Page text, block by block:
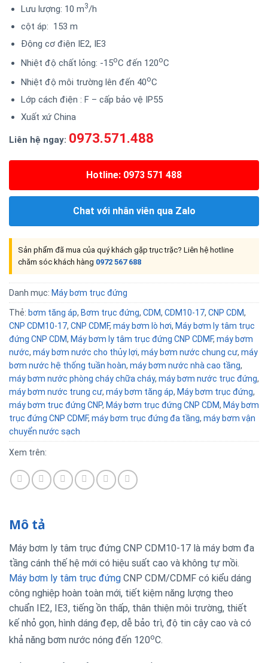
Lưu lượng: 10 m3/h
cột áp: 153 m
Động cơ điện IE2, IE3
Nhiệt độ chất lỏng: -15oC đến 120oC
Nhiệt độ môi trường lên đến 40oC
Lớp cách điện : F – cấp bảo vệ IP55
Xuất xứ China
Liên hệ ngay: 0973.571.488
Hotline: 0973 571 488
Chat với nhân viên qua Zalo
Sản phẩm đã mua của quý khách gặp trục trặc? Liên hệ hotline
chăm sóc khách hàng 0972 567 688
Danh mục: Máy bơm trục đứng
Thẻ: bơm tăng áp, Bơm trục đứng, CDM, CDM10-17, CNP CDM,
CNP CDM10-17, CNP CDMF, máy bơm lò hơi, Máy bơm ly tâm trục
đứng CNP CDM, Máy bơm ly tâm trục đứng CNP CDMF, máy bơm
nước, máy bơm nước cho thủy lợi, máy bơm nước chung cư, máy
bơm nước hệ thống tuần hoàn, máy bơm nước nhà cao tầng,
máy bơm nước phòng cháy chữa cháy, máy bơm nước trục đứng,
máy bơm nước trung cư, máy bơm tăng áp, Máy bơm trục đứng,
máy bơm trục đứng CNP, Máy bơm trục đứng CNP CDM, Máy bơm
trục đứng CNP CDMF, máy bơm trục đứng đa tầng, máy bơm vận
chuyển nước sạch
Xem trên:
Mô tả
Máy bơm ly tâm trục đứng CNP CDM10-17 là máy bơm đa
tầng cánh thế hệ mới có hiệu suất cao và không tự mồi.
Máy bơm ly tâm trục đứng CNP CDM/CDMF có kiểu dáng
công nghiệp hoàn toàn mới, tiết kiệm năng lượng theo
chuẩn IE2, IE3, tiếng ồn thấp, thân thiện môi trường, thiết
kế nhỏ gọn, hình dáng đẹp, dễ bảo trì, độ tin cậy cao và có
khả năng bơm nước nóng đến 120oC.